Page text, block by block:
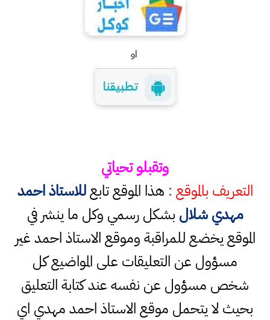
او
وتقبلو تحياتي
التعريف بالموقع : هذا الموقع تابعللاستاذ احمد
مهدي شلال بشكل رسمي وكل ما ينشر في
الموقع يخضع للمراقبة وموقع الاستاذ احمد غير
مسؤول عن التعليقات على المواضيع كل
شخص مسؤول عن نفسه عند كتابة التعليق
بحيث لا يتحمل موقع الاستاذ احمد مهدي اي